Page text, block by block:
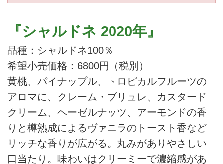
『シャルドネ 2020年』
品種：シャルドネ100％
希望小売価格：6800円（税別）
黄桃、パイナップル、トロピカルフルーツの
アロマに、クレーム・ブリュレ、カスタード
クリーム、ヘーゼルナッツ、アーモンドの香
りと樽熟成によるヴァニラのトースト香など
リッチな香りが広がる。丸みがありやさしい
口当たり。味わいはクリーミーで濃縮感があ